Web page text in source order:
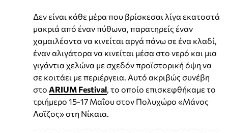
Δεν είναι κάθε μέρα που βρίσκεσαι λίγα εκατοστά
μακριά από έναν πύθωνα, παρατηρείς έναν
χαμαιλέοντα να κινείται αργά πάνω σε ένα κλαδί,
έναν αλιγάτορα να κινείται μέσα στο νερό και μια
γιγάντια χελώνα με σχεδόν προϊστορική όψη να
σε κοιτάει με περιέργεια. Αυτό ακριβώς συνέβη
στο ARIUM Festival, το οποίο επισκεφθήκαμε το
τριήμερο 15-17 Μαΐου στον Πολυχώρο «Μάνος
Λοΐζος» στη Νίκαια.